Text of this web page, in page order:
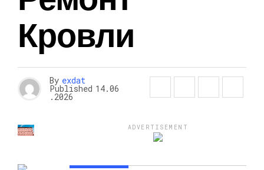
Кровли
By exdat
Published 14.06
.2026
ADVERTISEMENT